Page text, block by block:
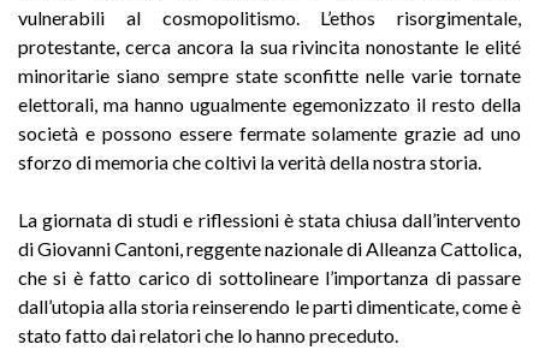
vulnerabili al cosmopolitismo. L’ethos risorgimentale,
protestante, cerca ancora la sua rivincita nonostante le elité
minoritarie siano sempre state sconfitte nelle varie tornate
elettorali, ma hanno ugualmente egemonizzato il resto della
società e possono essere fermate solamente grazie ad uno
sforzo di memoria che coltivi la verità della nostra storia.
La giornata di studi e riflessioni è stata chiusa dall’intervento
di Giovanni Cantoni, reggente nazionale di Alleanza Cattolica,
che si è fatto carico di sottolineare l’importanza di passare
dall’utopia alla storia reinserendo le parti dimenticate, come è
stato fatto dai relatori che lo hanno preceduto.